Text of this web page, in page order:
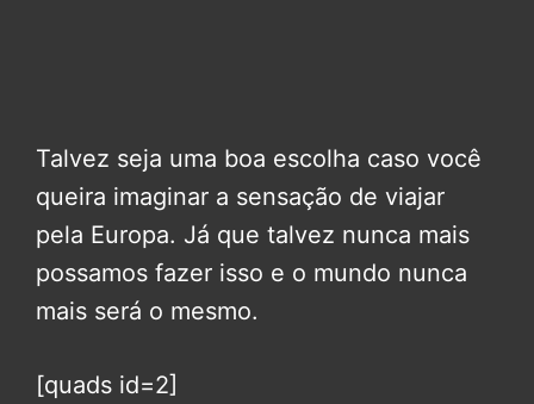
Talvez seja uma boa escolha caso você
queira imaginar a sensação de viajar
pela Europa. Já que talvez nunca mais
possamos fazer isso e o mundo nunca
mais será o mesmo.
[quads id=2]